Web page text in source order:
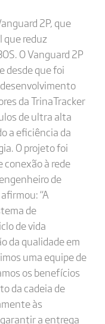
2P, que
reduz
O Vanguard 2P
desde que foi
da TrinaTracker
de ultra alta
a eficiência da
O projeto foi
conexão à rede
de
“A
de
de vida
da qualidade em
uma equipe de
os benefícios
da cadeia de
às
a entrega